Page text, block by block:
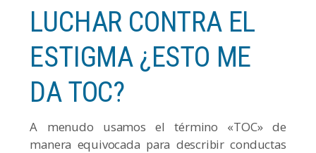
LUCHAR CONTRA EL
ESTIGMA ¿ESTO ME
DA TOC?
A menudo usamos el término «TOC» de
manera equivocada para describir conductas